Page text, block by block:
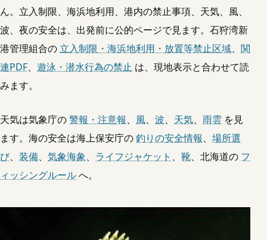
ん。立入制限、海浜地利用、港内の禁止事項、天気、風、
波、夜の安全は、出発前に公的ページで見ます。石狩湾新
港管理組合の 立入制限・海浜地利用・放置等禁止区域、 関
連PDF、 遊泳・潜水行為の禁止 は、現地表示と合わせて読
みます。
天気は気象庁の警報・注意報、 風、 波、 天気、 雨雲 を見
ます。海の安全は海上保安庁の釣りの安全情報、 場所選
び、 装備、 気象海象、 ライフジャケット 、 靴、北海道の フ
ィッシングルールへ。